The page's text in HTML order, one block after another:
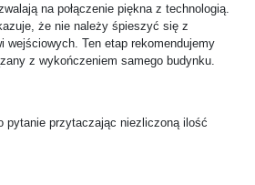
na połączenie piękna z technologią.
że nie należy śpieszyć się z
wejściowych. Ten etap rekomendujemy
z wykończeniem samego budynku.
pytanie przytaczając niezliczoną ilość